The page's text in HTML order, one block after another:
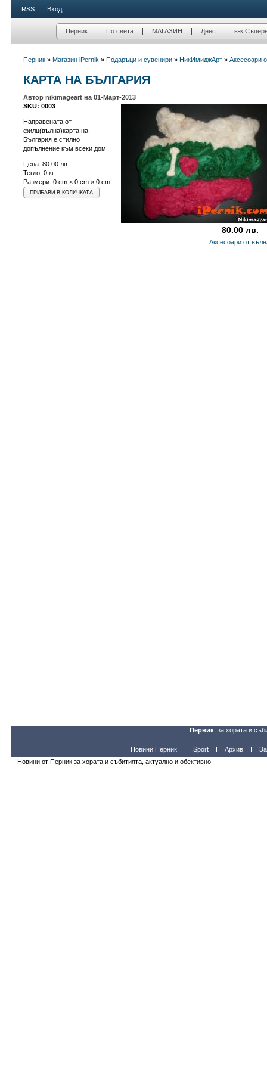
RSS Вход
Перник По света МАГАЗИН Днес в-к
Перник » Магазин iPernik » Подаръци и сувенири » НикИмиджАрт » Аксесоари
КАРТА НА БЪЛГАРИЯ
Автор nikimageart на 01-Март-2013
80.00 лв.
SKU: 0003
Направената от
филц(вълна)карта на
България е стилно
допълнение към всеки дом.
Цена: 80.00 лв.
Тегло: 0 кг
Размери: 0 cm × 0 cm × 0 cm
Аксесоари от
Перник: за хората и
Новини Перник Sport Архив
Новини от Перник за хората и събитията, актуално и обективно